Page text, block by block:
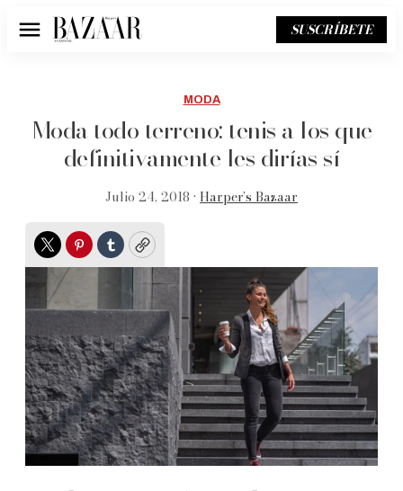
Menú SUSCRÍBETE
MODA
Moda todo terreno: tenis a los que
definitivamente les dirías sí
Julio 24, 2018 • Harper’s Bazaar
TwitterPinterest
TumblrCopy